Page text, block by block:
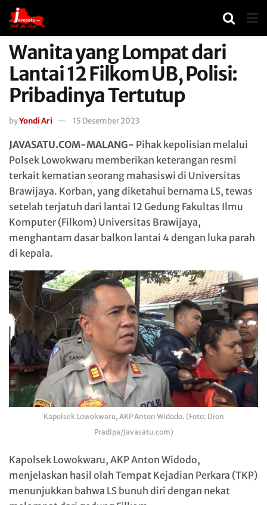
Wanita yang Lompat dari
Lantai 12 Filkom UB, Polisi:
Pribadinya Tertutup
byYondi Ari 15 Desember 2023
JAVASATU.COM-MALANG- Pihak kepolisian melalui
Polsek Lowokwaru memberikan keterangan resmi
terkait kematian seorang mahasiswi di Universitas
Brawijaya. Korban, yang diketahui bernama LS, tewas
setelah terjatuh dari lantai 12 Gedung Fakultas Ilmu
Komputer (Filkom) Universitas Brawijaya,
menghantam dasar balkon lantai 4 dengan luka parah
di kepala.
Kapolsek Lowokwaru, AKP Anton Widodo. (Foto: Dion
Pradipa/Javasatu.com)
Kapolsek Lowokwaru, AKP Anton Widodo,
menjelaskan hasil olah Tempat Kejadian Perkara (TKP)
menunjukkan bahwa LS bunuh diri dengan nekat